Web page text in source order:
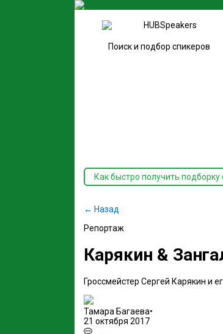
Поиск и подбор спикеров
Как быстро получить подборку
← Назад
Репортаж
Карякин &
Гроссмейстер Сергей Карякин и
Тамара Багаева•
21 октября 2017